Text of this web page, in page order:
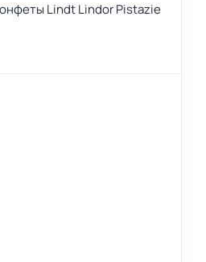
Lindt Lindor Pistazie